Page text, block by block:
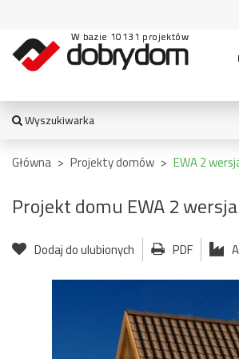
W bazie 10131 projektów
Wyszukiwarka
WYSZUKIWARKA
TYPY BUDYNKU:
jednorodzinny
dwurodzinny
altana
garaż
garaż z
stajnia
bud.
Główna > Projekty domów > EWA 2
Projekt domu EWA 2
Dodaj do ulubionych PDF